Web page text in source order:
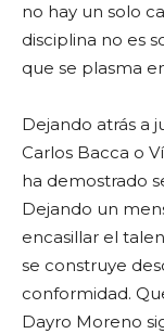
no hay un solo
disciplina no es
que se plasma
Dejando atrás a
Carlos Bacca o
ha demostrado
Dejando un
encasillar el
se construye
conformidad.
Dayro Moreno